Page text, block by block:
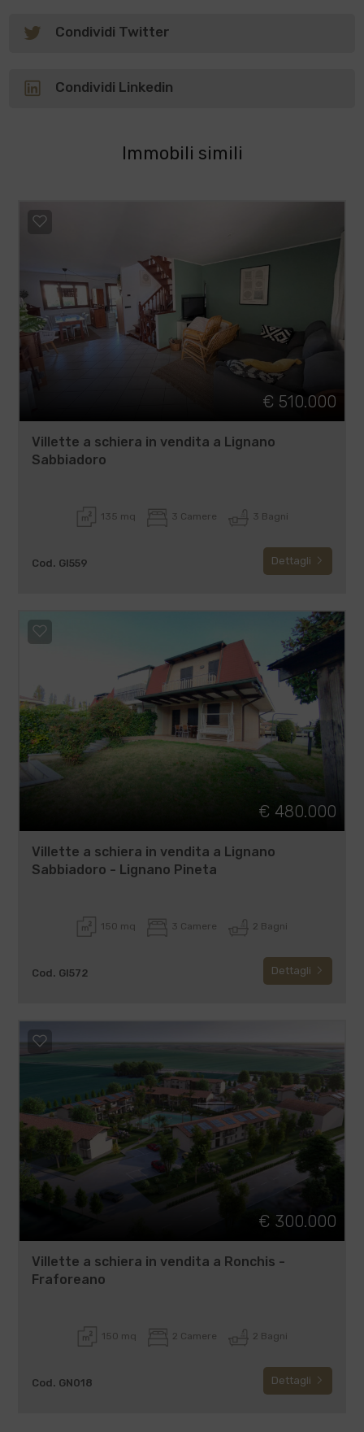
Condividi Twitter
Condividi Linkedin
Immobili simili
€ 510.000
Villette a schiera in vendita a Lignano
Sabbiadoro
135 mq 3 Camere 3 Bagni
Cod. GI559 Dettagli
€ 480.000
Villette a schiera in vendita a Lignano
Sabbiadoro - Lignano Pineta
150 mq 3 Camere 2 Bagni
Cod. GI572 Dettagli
€ 300.000
Villette a schiera in vendita a Ronchis -
Fraforeano
150 mq 2 Camere 2 Bagni
Cod. GN018 Dettagli